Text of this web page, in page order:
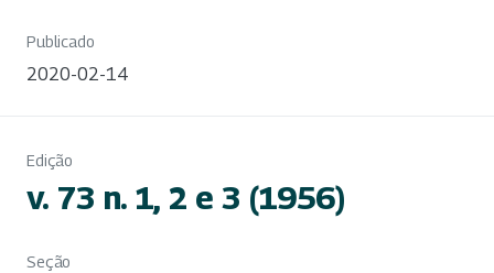
Publicado
2020-02-14
Edição
v. 73 n. 1, 2 e 3 (1956)
Seção